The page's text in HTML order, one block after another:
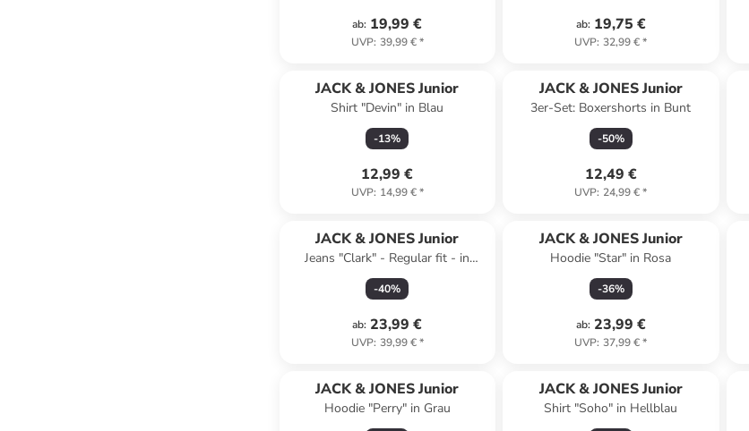
ab: 19,99 €
UVP: 39,99 €*
ab: 19,75 €
UVP: 32,99 €*
JACK & JONES Junior
Shirt "Devin" in Blau
-13%
12,99 €
UVP: 14,99 €*
JACK & JONES Junior
3er-Set: Boxershorts in Bunt
-50%
12,49 €
UVP: 24,99 €*
JACK & JONES Junior
Jeans "Clark" - Regular fit - in
Schwarz/ Anthrazit
-40%
ab: 23,99 €
UVP: 39,99 €*
JACK & JONES Junior
Hoodie "Star" in Rosa
-36%
ab: 23,99 €
UVP: 37,99 €*
JACK & JONES Junior
Hoodie "Perry" in Grau
JACK & JONES Junior
Shirt "Soho" in Hellblau